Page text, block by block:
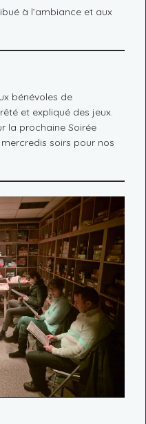
à l’ambiance et aux
bénévoles de
et expliqué des jeux.
la prochaine Soirée
soirs pour nos